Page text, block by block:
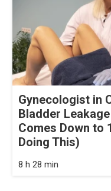
Gynecologist in
Bladder
Comes Down to
Doing This)
8 h 28 min